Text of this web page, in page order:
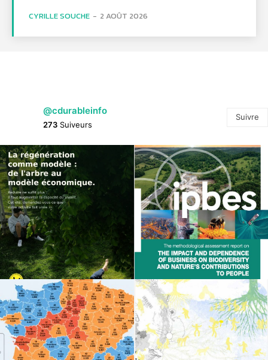
CYRILLE SOUCHE - 2 AOÛT 2026
@cdurableinfo
273 Suiveurs
Suivre